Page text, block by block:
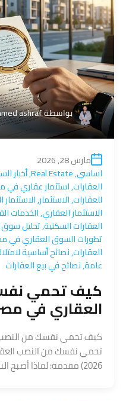
بواسطةashraf
مارس 28, 2026
اساسي,
Real Estate
,أخبار
العقارات,استثمار عقاري في
للعقارات,الاستثمار,الاستثمار
الاستثمار العقاري,الخدمات
العقارات السكنية,تحليل سوق
تطورات السوق العقاري في
العقارات,نصائح أساسية
عامة,نصائح في بيع العقارات
كيف تحمي
العقاري في
كيف تحمي نفسك من
تحمي نفسك من النصب
2026) مقدمة: لماذا أصبح النصب العقاري.